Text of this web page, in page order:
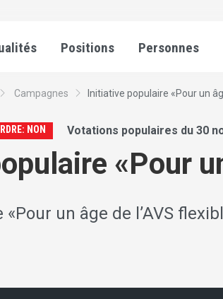
Positions Personnes
Campagnes Initiative populaire «Pour un
NON Votations populaires du 30
«Pour
un âge de l’AVS